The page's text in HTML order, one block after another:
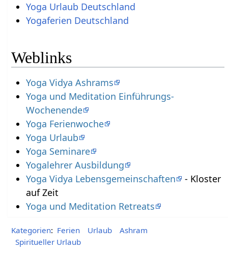
Yoga Urlaub Deutschland
Yogaferien Deutschland
Weblinks
Yoga Vidya Ashrams
Yoga und Meditation Einführungs-
Wochenende
Yoga Ferienwoche
Yoga Urlaub
Yoga Seminare
Yogalehrer Ausbildung
Yoga Vidya Lebensgemeinschaften
- Kloster
auf Zeit
Yoga und Meditation Retreats
Kategorien: Ferien Urlaub
Ashram
Spiritueller Urlaub